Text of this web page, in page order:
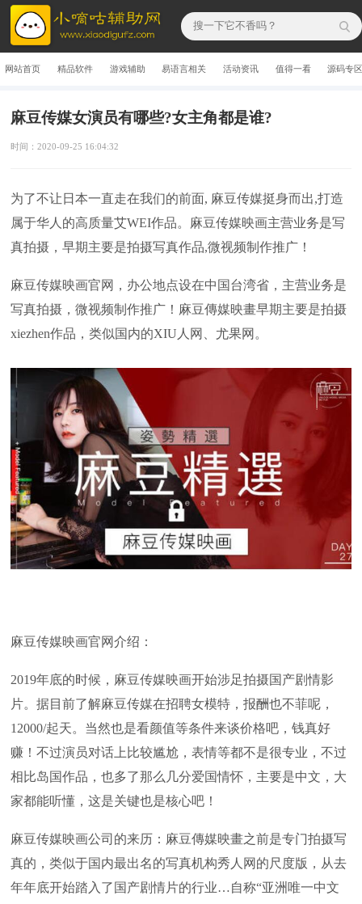
网站首页 精品软件 游戏辅助 易语言相关 活动资讯 值得一看 源码专
麻豆传媒女演员有哪些?女主角都是谁?
时间：2020-09-25 16:04:32
为了不让日本一直走在我们的前面, 麻豆传媒挺身而出,打造
属于华人的高质量艾WEI作品。麻豆传媒映画主营业务是写
真拍摄，早期主要是拍摄写真作品,微视频制作推广！
麻豆传媒映画官网，办公地点设在中国台湾省，主营业务是
写真拍摄，微视频制作推广！麻豆傳媒映畫早期主要是拍摄
xiezhen作品，类似国内的XIU人网、尤果网。
麻豆传媒映画官网介绍：
2019年底的时候，麻豆传媒映画开始涉足拍摄国产剧情影
片。据目前了解麻豆传媒在招聘女模特，报酬也不菲呢，
12000/起天。当然也是看颜值等条件来谈价格吧，钱真好
赚！不过演员对话上比较尴尬，表情等都不是很专业，不过
相比岛国作品，也多了那么几分爱国情怀，主要是中文，大
家都能听懂，这是关键也是核心吧！
麻豆传媒映画公司的来历：麻豆傳媒映畫之前是专门拍摄写
真的，类似于国内最出名的写真机构秀人网的尺度版，从去
年年底开始踏入了国产剧情片的行业…自称“亚洲唯一中文